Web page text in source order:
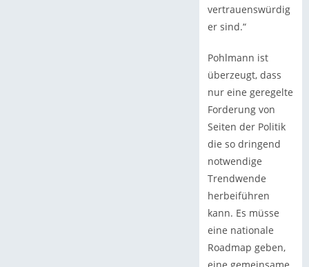
vertrauenswürdig
er sind.“
Pohlmann ist
überzeugt, dass
nur eine geregelte
Forderung von
Seiten der Politik
die so dringend
notwendige
Trendwende
herbeiführen
kann. Es müsse
eine nationale
Roadmap geben,